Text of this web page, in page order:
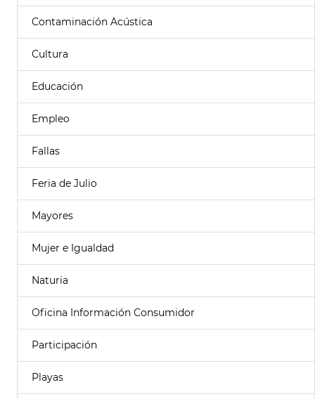
Contaminación Acústica
Cultura
Educación
Empleo
Fallas
Feria de Julio
Mayores
Mujer e Igualdad
Naturia
Oficina Información Consumidor
Participación
Playas